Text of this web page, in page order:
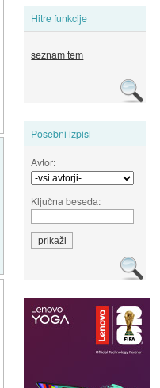
Hitre funkcije
seznam tem
Posebni izpisi
Avtor:
Ključna beseda: